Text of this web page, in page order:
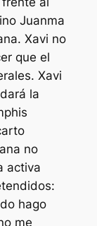
Juanma
Xavi no
que el
Xavi
la
no
activa
hago
me